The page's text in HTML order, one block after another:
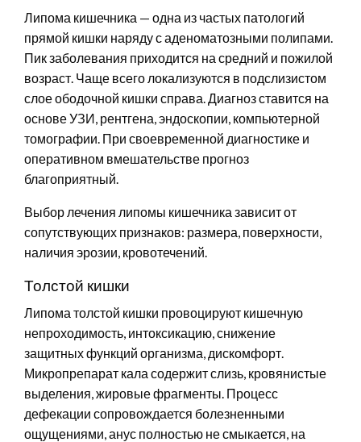
Липома кишечника — одна из частых патологий
прямой кишки наряду с аденоматозными полипами.
Пик заболевания приходится на средний и пожилой
возраст. Чаще всего локализуются в подслизистом
слое ободочной кишки справа. Диагноз ставится на
основе УЗИ, рентгена, эндоскопии, компьютерной
томографии. При своевременной диагностике и
оперативном вмешательстве прогноз
благоприятный.
Выбор лечения липомы кишечника зависит от
сопутствующих признаков: размера, поверхности,
наличия эрозии, кровотечений.
Толстой кишки
Липома толстой кишки провоцируют кишечную
непроходимость, интоксикацию, снижение
защитных функций организма, дискомфорт.
Микропрепарат кала содержит слизь, кровянистые
выделения, жировые фрагменты. Процесс
дефекации сопровождается болезненными
ощущениями, анус полностью не смыкается, на